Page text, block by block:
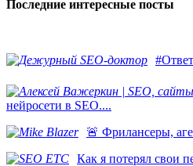
Последние интересные посты
нейросети в SEO....
​🚨 Фрилансеры,
Как я потерял свои